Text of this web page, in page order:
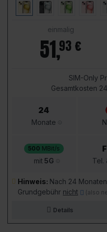
einmalig
51,93 €
SIM-Only
Gesamtkosten
24
Monate
500 MBit/s
mit5G Tel.
Hinweis: Nach 24
Grundgebühr nicht (also
Details